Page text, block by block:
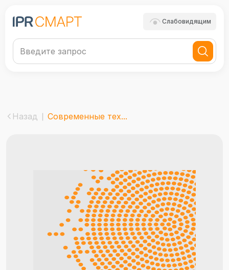
Слабовидящим
Назад Современные тех...